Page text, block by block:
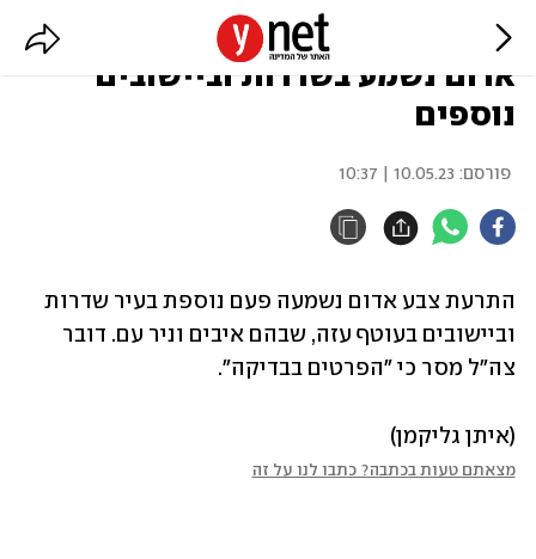
נמשכים המטחים לעוטף עזה: צבע
אדום נשמע בשדרות וביישובים
נוספים
פורסם: 10.05.23 | 10:37
צה"ל מסר כי "הפרטים בבדיקה".
(איתן גליקמן)
מצאתם טעות בכתבה? כתבו לנו על זה